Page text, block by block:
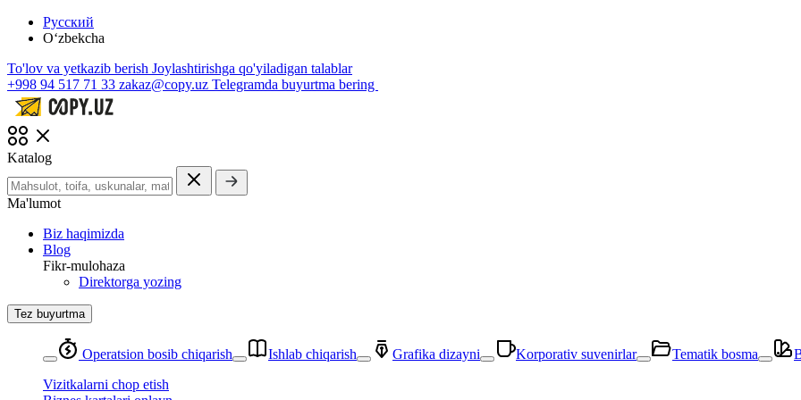
Русский
O‘zbekcha
To'lov va yetkazib berish Joylashtirishga qo'yiladigan talablar
+998 94 517 71 33 zakaz@copy.uz Telegramda buyurtma bering
Katalog
Ma'lumot
Biz haqimizda
Blog
Fikr-mulohaza
Direktorga yozing
Tez buyurtma
Operatsion bosib chiqarish Ishlab chiqarish Grafika dizayni Korporativ suvenirlar Tematik bosma
Vizitkalarni chop etish